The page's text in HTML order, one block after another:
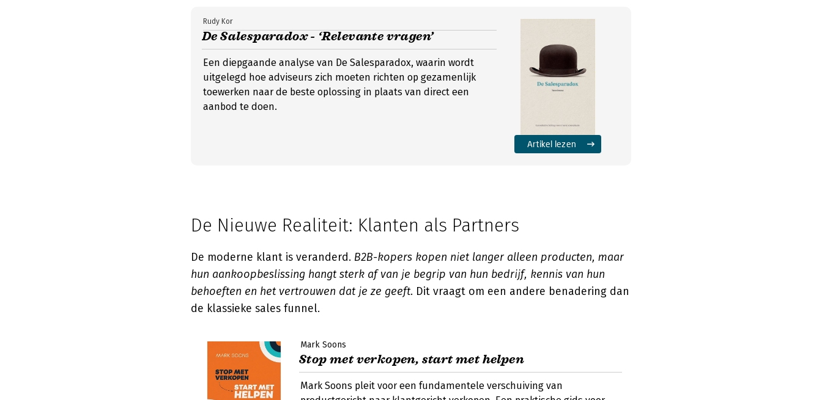
De Salesparadox - ‘Relevante vragen’
Rudy Kor
Een diepgaande analyse van De Salesparadox, waarin wordt
uitgelegd hoe adviseurs zich moeten richten op gezamenlijk
toewerken naar de beste oplossing in plaats van direct een
aanbod te doen.
Artikel lezen
De Nieuwe Realiteit: Klanten als Partners
De moderne klant is veranderd. B2B-kopers kopen niet langer alleen producten, maar
hun aankoopbeslissing hangt sterk af van je begrip van hun bedrijf, kennis van hun
behoeften en het vertrouwen dat je ze geeft. Dit vraagt om een andere benadering dan
de klassieke sales funnel.
Mark Soons
Stop met verkopen, start met helpen
Mark Soons pleit voor een fundamentele verschuiving van